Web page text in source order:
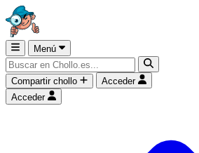
Menú
Compartir chollo
Acceder
Acceder